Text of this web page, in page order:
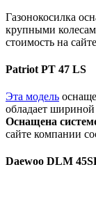
Газонокосилка
крупными
стоимость на
Patriot РТ 47 LS
Эта модель
обладает шириной
Оснащена
сайте компании
Daewoo DLM